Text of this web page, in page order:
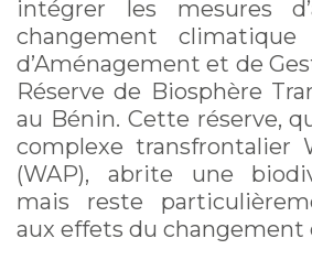
intégrer les mesures
changement
d’Aménagement et de
Réserve de Biosphère
au Bénin. Cette réserve,
complexe transfrontalier
(WAP), abrite une
mais reste
aux effets du changement